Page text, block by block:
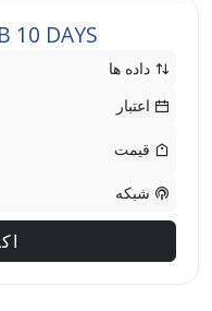
10 DAYS
داده ها
اعتبار
قیمت
شبکه